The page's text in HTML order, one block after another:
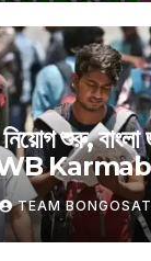
নিয়োগ শুরু, বাংলা
– WB
TEAM